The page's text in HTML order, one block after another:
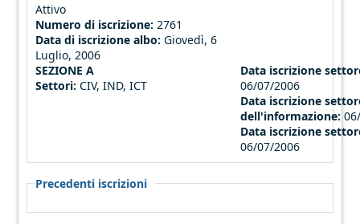
Attivo
Numero di iscrizione: 2761
Data di iscrizione albo: Giovedì, 6
Luglio, 2006
SEZIONE A
Settori: CIV, IND, ICT
Data iscrizione
06/07/2006
Data iscrizione
dell'informazione:
Data iscrizione
06/07/2006
Precedenti iscrizioni